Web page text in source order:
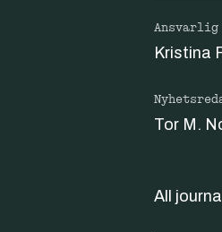
Kristina
Tor M.
All